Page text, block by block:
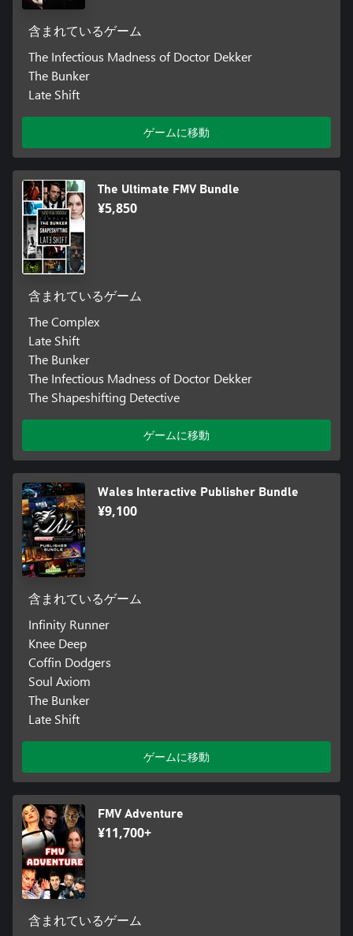
含まれているゲーム
The Infectious Madness of Doctor Dekker
The Bunker
Late Shift
ゲームに移動
The Ultimate FMV Bundle
¥5,850
含まれているゲーム
The Complex
Late Shift
The Bunker
The Infectious Madness of Doctor Dekker
The Shapeshifting Detective
ゲームに移動
Wales Interactive Publisher Bundle
¥9,100
含まれているゲーム
Infinity Runner
Knee Deep
Coffin Dodgers
Soul Axiom
The Bunker
Late Shift
ゲームに移動
FMV Adventure
¥11,700+
含まれているゲーム